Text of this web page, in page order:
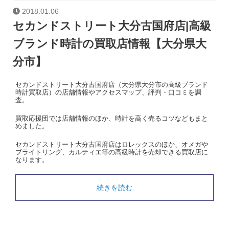
2018.01.06
セカンドストリート大分古国府店|高級
ブランド時計の買取店情報【大分県大
分市】
セカンドストリート大分古国府店（大分県大分市の高級ブランド
時計買取店）の店舗情報やアクセスマップ、評判・口コミを調
査。
買取応援団では店舗情報のほか、時計を高く売るコツなどもまと
めました。
セカンドストリート大分古国府店はロレックスのほか、オメガや
ブライトリング、カルティエ等の高級時計を売却できる買取店に
なります。
続きを読む